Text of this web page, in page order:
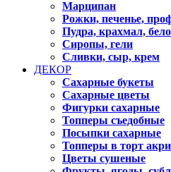
Марципан
Рожки, печенье,
Пудра, крахмал,
Сиропы, гели
Сливки, сыр, крем
ДЕКОР
Сахарные букеты
Сахарные цветы
Фигурки сахарные
Топперы съедобные
Посыпки сахарные
Топперы в торт
Цветы сушеные